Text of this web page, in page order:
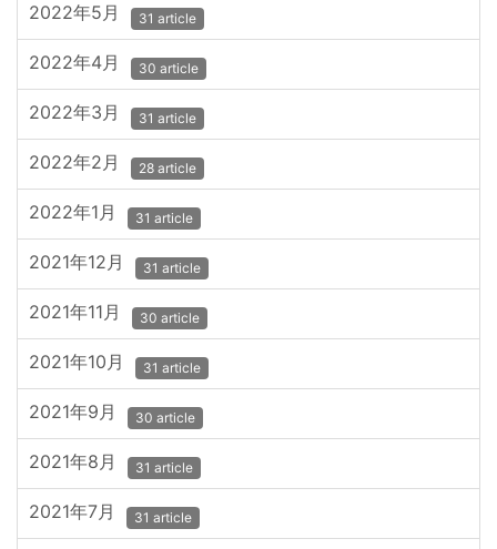
2022年5月 31 article
2022年4月 30 article
2022年3月 31 article
2022年2月 28 article
2022年1月 31 article
2021年12月 31 article
2021年11月 30 article
2021年10月 31 article
2021年9月 30 article
2021年8月 31 article
2021年7月 31 article